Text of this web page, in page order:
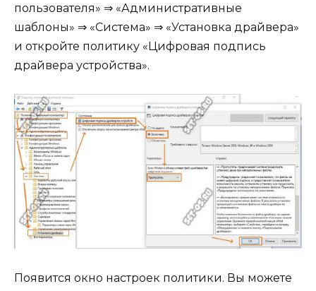
пользователя» ⇒ «Административные
шаблоны» ⇒ «Система» ⇒ «Установка драйвера»
и откройте политику «Цифровая подпись
драйвера устройства».
Появится окно настроек политики. Вы можете